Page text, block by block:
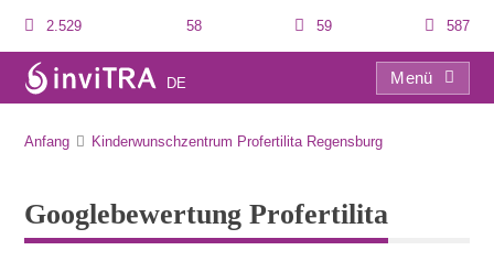
2.529 58 59 587
DE
Menü
Anfang Kinderwunschzentrum Profertilita Regensburg
Googlebewertung Profertilita